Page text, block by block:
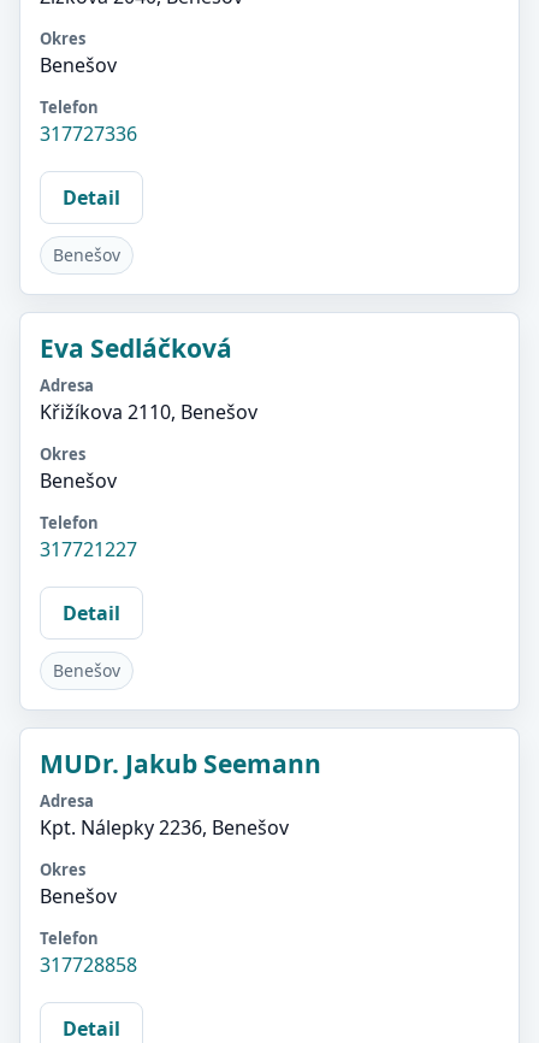
Okres
Benešov
Telefon
317727336
Detail
Benešov
Eva Sedláčková
Adresa
Křižíkova 2110, Benešov
Okres
Benešov
Telefon
317721227
Detail
Benešov
MUDr. Jakub Seemann
Adresa
Kpt. Nálepky 2236, Benešov
Okres
Benešov
Telefon
317728858
Detail